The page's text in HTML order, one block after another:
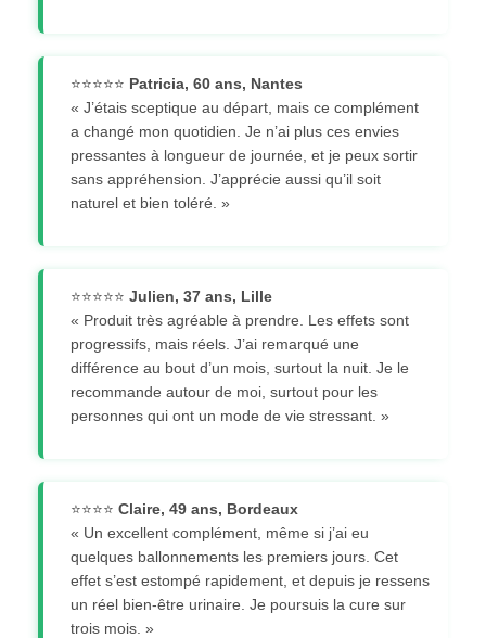
⭐⭐⭐⭐⭐ Patricia, 60 ans, Nantes
« J’étais sceptique au départ, mais ce complément
a changé mon quotidien. Je n’ai plus ces envies
pressantes à longueur de journée, et je peux sortir
sans appréhension. J’apprécie aussi qu’il soit
naturel et bien toléré. »
⭐⭐⭐⭐⭐ Julien, 37 ans, Lille
« Produit très agréable à prendre. Les effets sont
progressifs, mais réels. J’ai remarqué une
différence au bout d’un mois, surtout la nuit. Je le
recommande autour de moi, surtout pour les
personnes qui ont un mode de vie stressant. »
⭐⭐⭐⭐ Claire, 49 ans, Bordeaux
« Un excellent complément, même si j’ai eu
quelques ballonnements les premiers jours. Cet
effet s’est estompé rapidement, et depuis je ressens
un réel bien-être urinaire. Je poursuis la cure sur
trois mois. »